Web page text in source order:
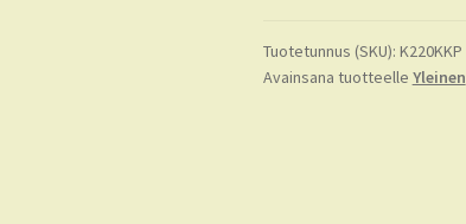
Tuotetunnus (SKU): K220KKP
Avainsana tuotteelle Yleinen